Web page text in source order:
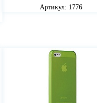
Артикул: 1776